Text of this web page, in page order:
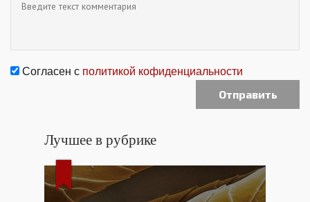
Согласен с политикой кофиденциальности
Лучшее в рубрике